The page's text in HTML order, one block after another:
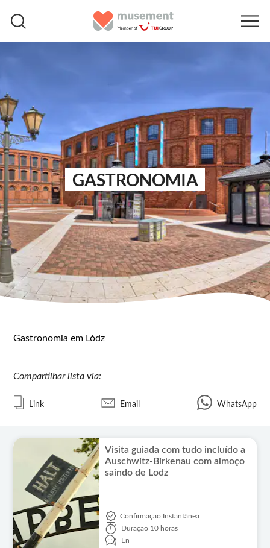
GASTRONOMIA
Gastronomia em Lódz
Compartilhar lista via:
Link Email WhatsApp
Visita guiada com tudo incluído a
Auschwitz-Birkenau com almoço
saindo de Lodz
Confirmação Instantânea
Duração 10 horas
En